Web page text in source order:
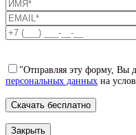
"Отправляя эту форму, Вы
персональных данных на
Закрыть